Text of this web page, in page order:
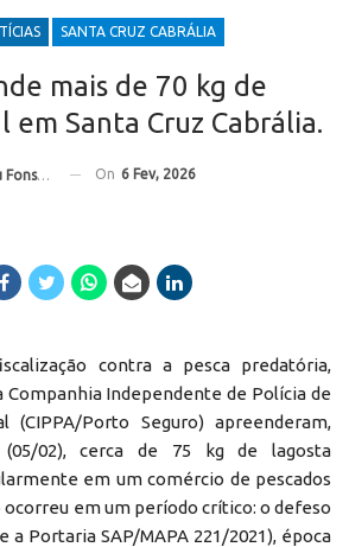
SANTA CRUZ CABRÁLIA
mais de 70 kg de
em Santa Cruz Cabrália.
On 6 Fev, 2026
contra a pesca predatória,
Independente de Polícia de
(CIPPA/Porto Seguro) apreenderam,
02), cerca de 75 kg de lagosta
em um comércio de pescados
ocorreu em um período crítico: o defeso
a Portaria SAP/MAPA 221/2021), época